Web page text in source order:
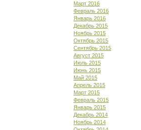
Март 2016
Февраль 2016
Январь 2016
Декабрь 2015
Ноябрь 2015
Октябрь 2015
Сентябрь 2015
Август 2015
Июль 2015
Июнь 2015
Май 2015
Апрель 2015
Март 2015
Февраль 2015
Январь 2015
Декабрь 2014
Ноябрь 2014